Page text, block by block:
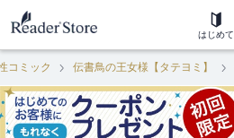
はじめて
コミック 伝書鳥の王女様【タテヨミ】